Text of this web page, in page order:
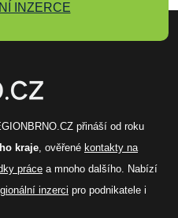
INZERCE
přináší od roku
kraje, ověřené kontakty na
práce a mnoho dalšího. Nabízí
inzerci pro podnikatele i